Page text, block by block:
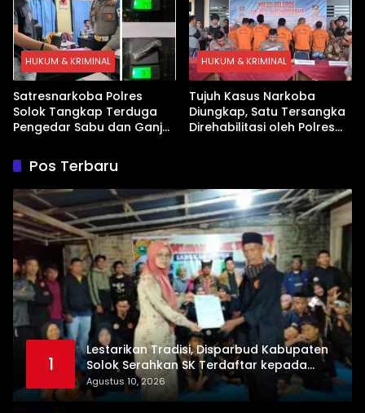
HUKUM & KRIMINAL
Satresnarkoba Polres
Solok Tangkap Terduga
Pengedar Sabu dan Ganja
HUKUM & KRIMINAL
Tujuh Kasus Narkoba
Diungkap, Satu Tersangka
Direhabilitasi oleh Polres
Pos Terbaru
1
Lestarikan Tradisi, Disparbud Kabupaten
Solok Serahkan SK Terdaftar kepada
Sasaran Silek Tuo Langkah Ampek Lipek
Pageh
Agustus 10, 2026